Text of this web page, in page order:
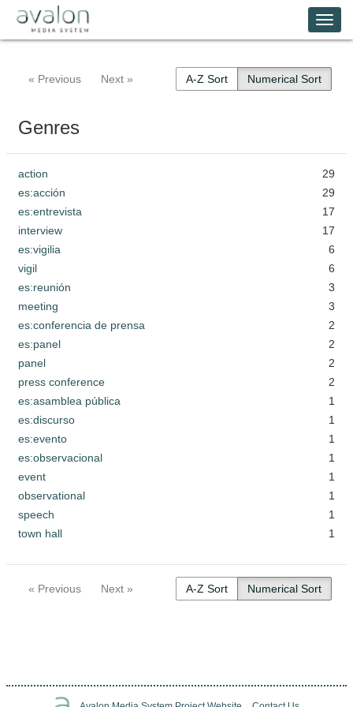
main
« Previous Next » A-Z Sort Numerical Sort
Genres
action
29
es:acción
29
es:entrevista
17
interview
17
es:vigilia
6
vigil
6
es:reunión
3
meeting
3
es:conferencia de prensa
2
es:panel
2
panel
2
press conference
2
es:asamblea pública
1
es:discurso
1
es:evento
1
es:observacional
1
event
1
observational
1
speech
1
town hall
1
« Previous Next » A-Z Sort Numerical Sort